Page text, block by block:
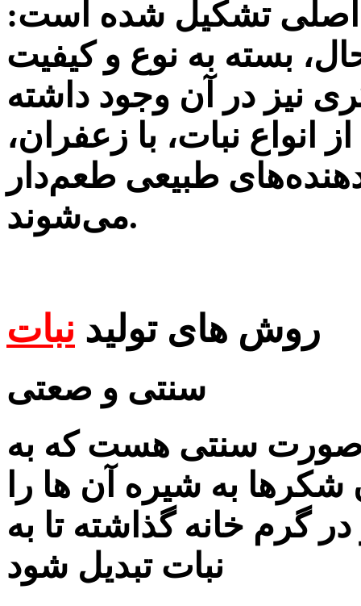
اصلی تشکیل شده است:
بسته به نوع و کیفیت
نیز در آن وجود داشته
انواع نبات، با زعفران،
طبیعی طعم‌دار
می‌شوند.
روش های تولید نبات
سنتی و صعتی
صورت سنتی هست که به
به شیره آن ها را
خانه گذاشته تا به
نبات تبدیل شود